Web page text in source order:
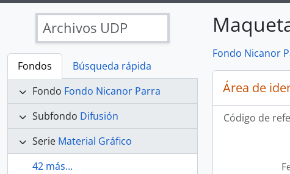
Archivos UDP
Fondos
Búsqueda rápida
Fondo Fondo Nicanor Parra
Subfondo Difusión
Serie Material Gráfico
42 más...
Fondo Nicanor
Área de
Código de